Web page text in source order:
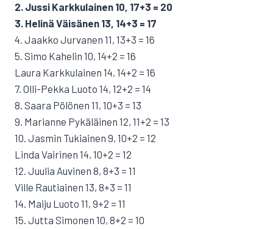
2. Jussi Karkkulainen 10, 17+3 = 20
3. Helinä Väisänen 13, 14+3 = 17
4. Jaakko Jurvanen 11, 13+3 = 16
5. Simo Kahelin 10, 14+2 = 16
Laura Karkkulainen 14, 14+2 = 16
7. Olli-Pekka Luoto 14, 12+2 = 14
8. Saara Pölönen 11, 10+3 = 13
9. Marianne Pykäläinen 12, 11+2 = 13
10. Jasmin Tukiainen 9, 10+2 = 12
Linda Vairinen 14, 10+2 = 12
12. Juulia Auvinen 8, 8+3 = 11
Ville Rautiainen 13, 8+3 = 11
14. Maiju Luoto 11, 9+2 = 11
15. Jutta Simonen 10, 8+2 = 10